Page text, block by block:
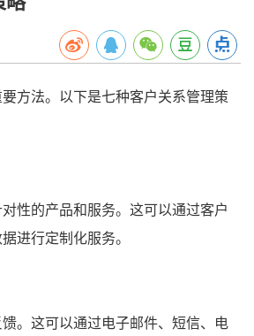
方法。以下是七种客户关系管理策
性的产品和服务。这可以通过客户
进行定制化服务。
。这可以通过电子邮件、短信、电